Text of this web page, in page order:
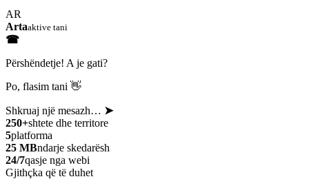
AR
Artaaktive tani
☎
Përshëndetje! A je gati?
Po, flasim tani 👋
Shkruaj një mesazh… ➤
250+shtete dhe territore
5platforma
25 MBndarje skedarësh
24/7qasje nga webi
Gjithçka që të duhet